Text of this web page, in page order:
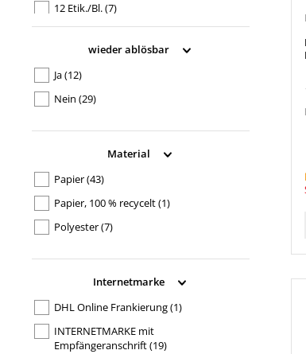
12 Etik./Bl.(7)
14 Etik./Bl.(5)
16 Etik./Bl.(1)
2 Etik./Bl.
21 Etik./Bl.
24 Etik./Bl.(2)
250 Etik./Bl.(1)
27 Etik./Bl.
4 Etik./Bl.(4)
40 Etik./Bl.(1)
wieder ablösbar
Ja(12)
Nein (29)
Material
Papier(43)
Papier, 100 % recycelt(1)
Polyester(7)
Internetmarke
DHL Online Frankierung(1)
INTERNETMARKE mit
Empfängeranschrift(19)